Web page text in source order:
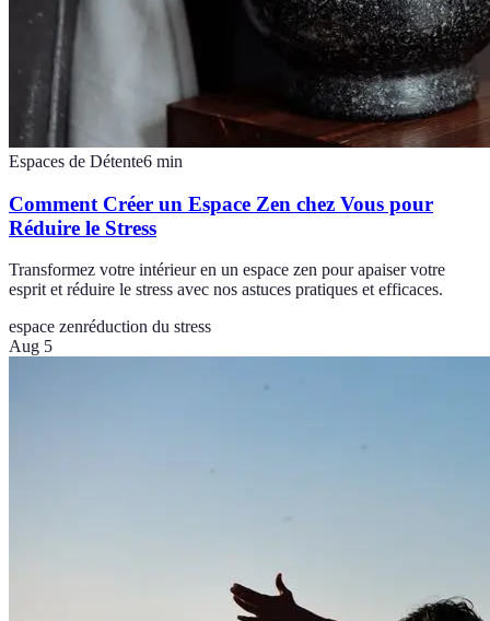
Espaces de Détente6 min
Comment Créer un Espace Zen chez Vous pour
Réduire le Stress
Transformez votre intérieur en un espace zen pour apaiser votre
esprit et réduire le stress avec nos astuces pratiques et efficaces.
espace zenréduction du stress
Aug 5